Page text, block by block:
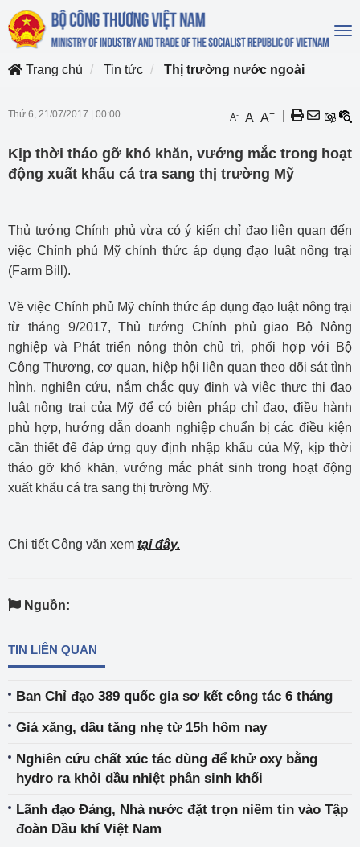
Trang chủ
Tin tức Thị trường nước ngoài
Thứ 6, 21/07/2017 00:00 A- A A+
Kịp thời tháo gỡ khó khăn, vướng mắc trong hoạt
động xuất khẩu cá tra sang thị trường Mỹ
Thủ tướng Chính phủ vừa có ý kiến chỉ đạo liên quan đến
việc Chính phủ Mỹ chính thức áp dụng đạo luật nông trại
(Farm Bill).
Về việc Chính phủ Mỹ chính thức áp dụng đạo luật nông trại
từ tháng 9/2017, Thủ tướng Chính phủ giao Bộ Nông
nghiệp và Phát triển nông thôn chủ trì, phối hợp với Bộ
Công Thương, cơ quan, hiệp hội liên quan theo dõi sát tình
hình, nghiên cứu, nắm chắc quy định và việc thực thi đạo
luật nông trại của Mỹ để có biện pháp chỉ đạo, điều hành
phù hợp, hướng dẫn doanh nghiệp chuẩn bị các điều kiện
cần thiết để đáp ứng quy định nhập khẩu của Mỹ, kịp thời
tháo gỡ khó khăn, vướng mắc phát sinh trong hoạt động
xuất khẩu cá tra sang thị trường Mỹ.
Chi tiết Công văn xem tại đây.
Nguồn:
TIN LIÊN QUAN
Ban Chỉ đạo 389 quốc gia sơ kết công tác 6 tháng
Giá xăng, dầu tăng nhẹ từ 15h hôm nay
Nghiên cứu chất xúc tác dùng để khử oxy bằng
hydro ra khỏi dầu nhiệt phân sinh khối
Lãnh đạo Đảng, Nhà nước đặt trọn niềm tin vào Tập
đoàn Dầu khí Việt Nam